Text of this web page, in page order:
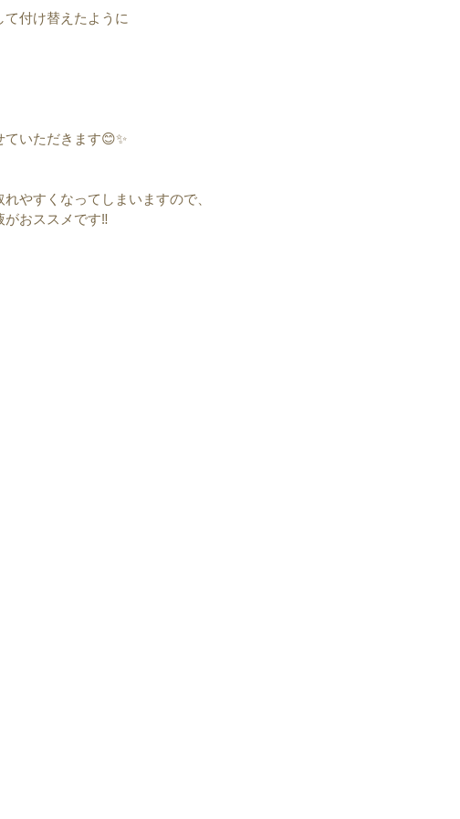
付け替えたように
いただきます😊✨
やすくなってしまいますので、
おススメです‼️